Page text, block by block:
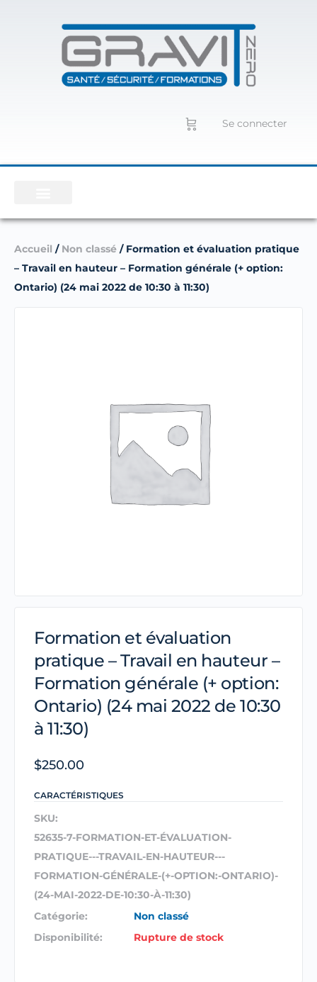
Se connecter
Accueil / Non classé / Formation et évaluation pratique
– Travail en hauteur – Formation générale (+ option:
Ontario) (24 mai 2022 de 10:30 à 11:30)
Formation et évaluation
pratique – Travail en hauteur –
Formation générale (+ option:
Ontario) (24 mai 2022 de 10:30
à 11:30)
$250.00
CARACTÉRISTIQUES
SKU:
52635-7-FORMATION-ET-ÉVALUATION-
PRATIQUE---TRAVAIL-EN-HAUTEUR---
FORMATION-GÉNÉRALE-(+-OPTION:-ONTARIO)-
(24-MAI-2022-DE-10:30-À-11:30)
Catégorie:
Non classé
Disponibilité:
Rupture de stock